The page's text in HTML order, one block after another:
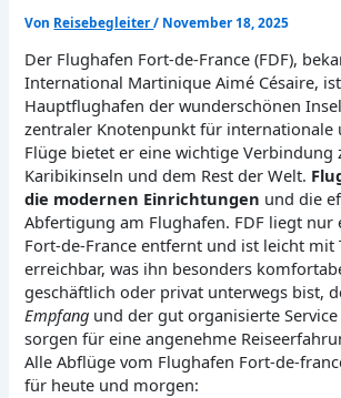
Von Reisebegleiter/ November 18, 2025
Der Flughafen Fort-de-France (FDF),
International Martinique Aimé Césaire,
Hauptflughafen der wunderschönen
zentraler Knotenpunkt für internationale
Flüge bietet er eine wichtige Verbindung
Karibikinseln und dem Rest der Welt.
die modernen Einrichtungen und die
Abfertigung am Flughafen. FDF liegt nur
Fort-de-France entfernt und ist leicht mit
erreichbar, was ihn besonders
geschäftlich oder privat unterwegs bist,
Empfang und der gut organisierte
sorgen für eine angenehme
Alle Abflüge vom Flughafen Fort-de-
für heute und morgen: